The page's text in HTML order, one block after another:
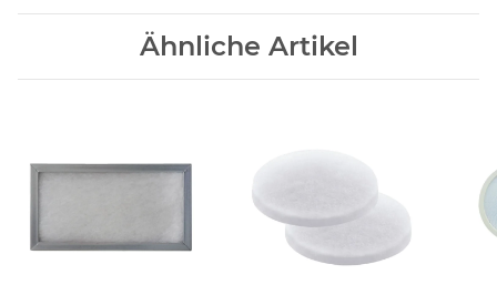
Ähnliche Artikel